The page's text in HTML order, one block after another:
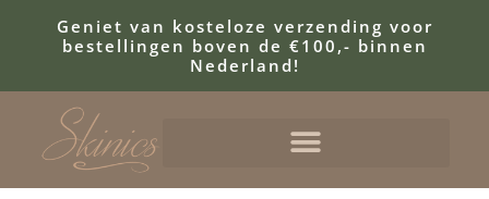
Geniet van kosteloze verzending voor
bestellingen boven de €100,- binnen
Nederland!